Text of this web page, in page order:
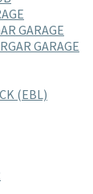
GARAGE
GARAGE
(EBL)